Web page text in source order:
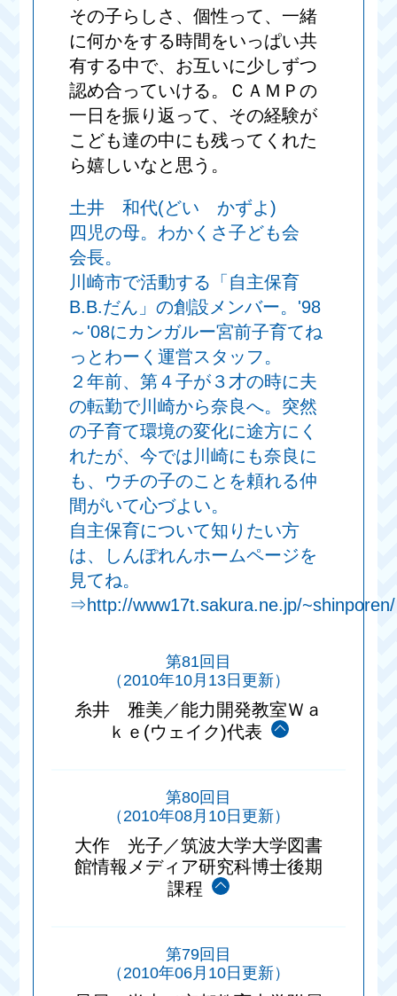
その子らしさ、個性って、一緒
に何かをする時間をいっぱい共
有する中で、お互いに少しずつ
認め合っていける。ＣＡＭＰの
一日を振り返って、その経験が
こども達の中にも残ってくれた
ら嬉しいなと思う。
土井 和代(どい かずよ)
四児の母。わかくさ子ども会
会長。
川崎市で活動する「自主保育
B.B.だん」の創設メンバー。'98
～'08にカンガルー宮前子育てね
っとわーく運営スタッフ。
２年前、第４子が３才の時に夫
の転勤で川崎から奈良へ。突然
の子育て環境の変化に途方にく
れたが、今では川崎にも奈良に
も、ウチの子のことを頼れる仲
間がいて心づよい。
自主保育について知りたい方
は、しんぽれんホームページを
見てね。
⇒http://www17t.sakura.ne.jp/~shinporen/
第81回目
（2010年10月13日更新）
糸井 雅美／能力開発教室Ｗａ
ｋｅ(ウェイク)代表
第80回目
（2010年08月10日更新）
大作 光子／筑波大学大学図書
館情報メディア研究科博士後期
課程
第79回目
（2010年06月10日更新）